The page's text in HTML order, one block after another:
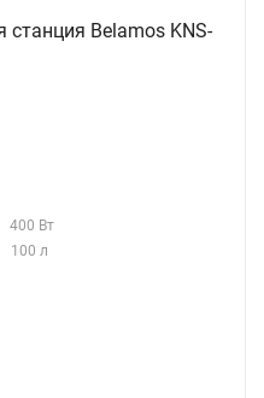
станция Belamos KNS-
400 Вт
100 л